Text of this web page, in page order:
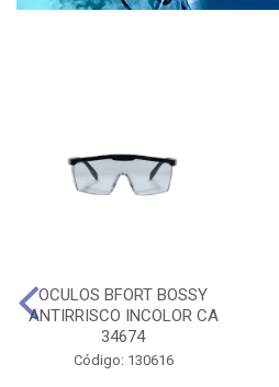
OCULOS BFORT BOSSY
ANTIRRISCO INCOLOR CA
34674
Código: 130616